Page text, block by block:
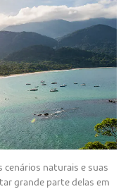
cenários naturais e suas
grande parte delas em